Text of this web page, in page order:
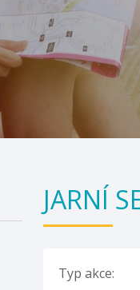
JARNÍ
Typ akce: